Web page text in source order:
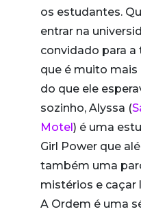
os estudantes.
entrar na
convidado para
que é muito
do que ele
sozinho, Alyssa (
Motel) é uma
Girl Power que
também uma
mistérios e caçar
A Ordem é uma